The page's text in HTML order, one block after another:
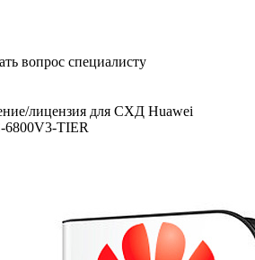
лицензия для СХД Huawei
6800V3-TIER